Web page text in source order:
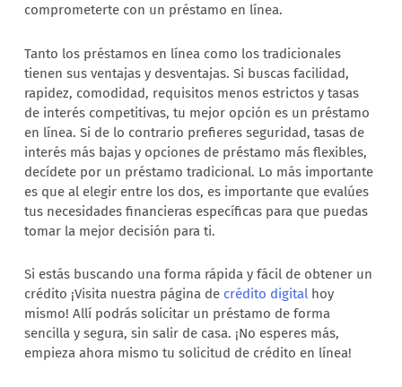
comprometerte con un préstamo en línea.
Tanto los préstamos en línea como los tradicionales
tienen sus ventajas y desventajas. Si buscas facilidad,
rapidez, comodidad, requisitos menos estrictos y tasas
de interés competitivas, tu mejor opción es un préstamo
en línea. Si de lo contrario prefieres seguridad, tasas de
interés más bajas y opciones de préstamo más flexibles,
decídete por un préstamo tradicional. Lo más importante
es que al elegir entre los dos, es importante que evalúes
tus necesidades financieras específicas para que puedas
tomar la mejor decisión para ti.
Si estás buscando una forma rápida y fácil de obtener un
crédito ¡Visita nuestra página de crédito digital hoy
mismo! Allí podrás solicitar un préstamo de forma
sencilla y segura, sin salir de casa. ¡No esperes más,
empieza ahora mismo tu solicitud de crédito en línea!